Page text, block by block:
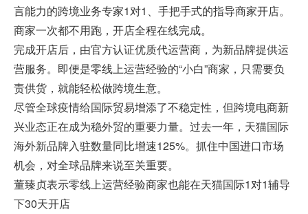
言能力的跨境业务专家1对1、手把手式的指导商家开店。
商家一次都不用跑，开店全程在线完成。
完成开店后，由官方认证优质代运营商，为新品牌提供运
营服务。即便是零线上运营经验的“小白”商家，只需要负
责供货，就能轻松做跨境生意。
尽管全球疫情给国际贸易增添了不稳定性，但跨境电商新
兴业态正在成为稳外贸的重要力量。过去一年，天猫国际
海外新品牌入驻数量同比增速125%。抓住中国进口市场
机会，对全球品牌来说至关重要。
董臻贞表示零线上运营经验商家也能在天猫国际1对1辅导
下30天开店